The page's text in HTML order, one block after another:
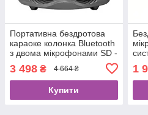
Портативна бездротова
караоке колонка Bluetooth
з двома мікрофонами SD -
3 498 ₴ 4 664 ₴
Купити
1